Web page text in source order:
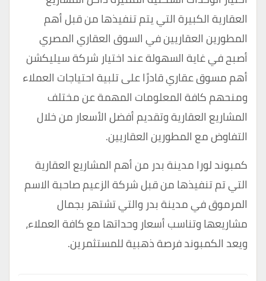
العقارية الكبيرة التي يتم تنفيذها من قبل أهم
المطورين العقاريين في السوق العقاري المصري
أصبح في غاية السهولة عند اختيار شركة سيليكشن
أهم مسوق عقاري قادرًا على تلبية احتياجات العملاء
ومنحهم كافة المعلومات المهمة عن مختلف
المشاريع العقارية وتقديم أفضل الأسعار من خلال
التفاوض مع المطورين العقاريين.
كمبوند لورا مدينة بدر من أهم المشاريع العقارية
التي تم تنفيذها من قبل شركة الزعيم صاحبة الاسم
المرموق في مدينة بدر والتي تشتهر بجمال
مشاريعها وتناسب أسعار وحداتها مع كافة العملاء،
ويعد الكمبوند فرصة ذهبية للمستثمرين.